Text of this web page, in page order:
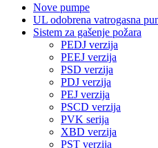
Nove pumpe
UL odobrena vatrogasna
Sistem za gašenje požara
PEDJ verzija
PEEJ verzija
PSD verzija
PDJ verzija
PEJ verzija
PSCD verzija
PVK serija
XBD verzija
PST verzija